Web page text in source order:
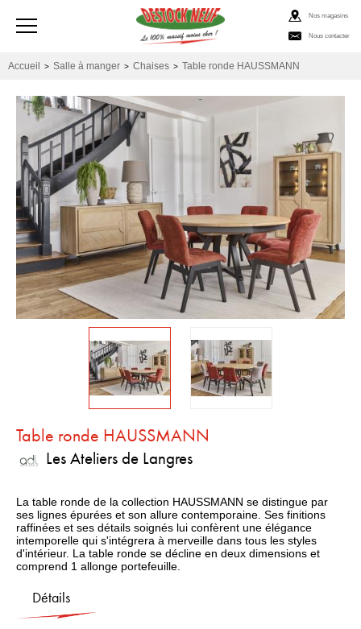
Nos magasins
Nous contacter
Accueil > Salle à manger > Chaises > Table ronde HAUSSMANN
Table ronde HAUSSMANN
Les Ateliers de Langres
La table ronde de la collection HAUSSMANN se distingue par
ses lignes épurées et son allure contemporaine. Ses finitions
raffinées et ses détails soignés lui confèrent une élégance
intemporelle qui s'intégrera à merveille dans tous les styles
d'intérieur. La table ronde se décline en deux dimensions et
comprend 1 allonge portefeuille.
Détails